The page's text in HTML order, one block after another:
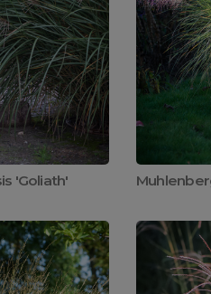
'Goliath'